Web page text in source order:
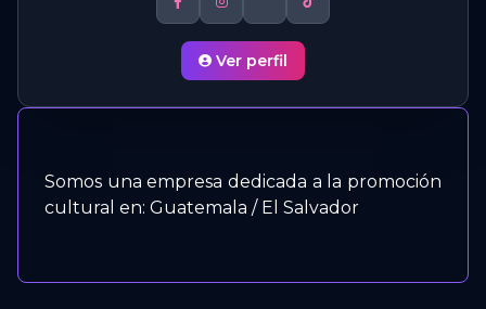
Ver perfil
Somos una empresa dedicada a la promoción
cultural en: Guatemala / El Salvador